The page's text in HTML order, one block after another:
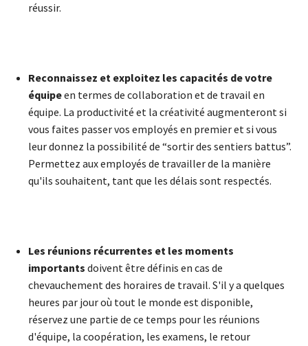
réussir.
Reconnaissez et exploitez les capacités de votre
équipeen termes de collaboration et de travail en
équipe. La productivité et la créativité augmenteront si
vous faites passer vos employés en premier et si vous
leur donnez la possibilité de “sortir des sentiers battus”.
Permettez aux employés de travailler de la manière
qu'ils souhaitent, tant que les délais sont respectés.
Les réunions récurrentes et les moments
importants doivent être définis en cas de
chevauchement des horaires de travail. S'il y a quelques
heures par jour où tout le monde est disponible,
réservez une partie de ce temps pour les réunions
d'équipe, la coopération, les examens, le retour